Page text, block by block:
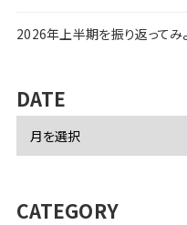
2026年上半期を振り返ってみ
DATE
カ
ブ
CATEGORY